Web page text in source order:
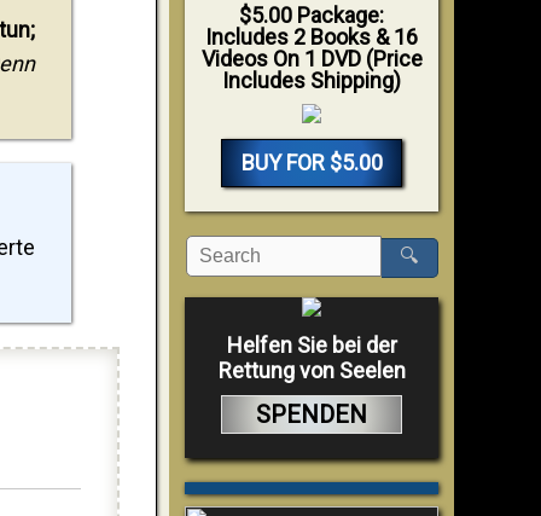
$5.00 Package:
Includes 2 Books & 16
Videos On 1 DVD (Price
Includes Shipping)
BUY FOR $5.00
🔍
Helfen Sie bei der
Rettung von Seelen
SPENDEN